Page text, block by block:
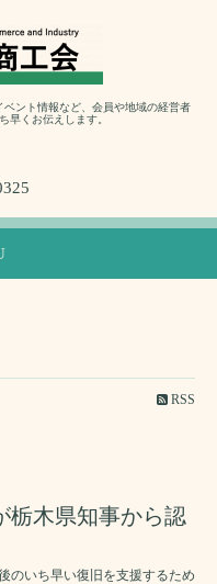
ベント情報など、会員や地域の経営者
早くお伝えします。
RSS
栃木県知事から認
のいち早い復旧を支援するため